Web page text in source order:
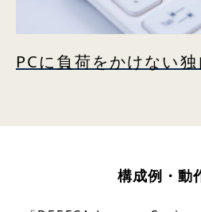
PCに負荷をかけない
構成例・動